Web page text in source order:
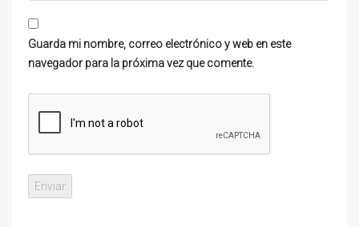
Guarda mi nombre, correo electrónico y web en este
navegador para la próxima vez que comente.